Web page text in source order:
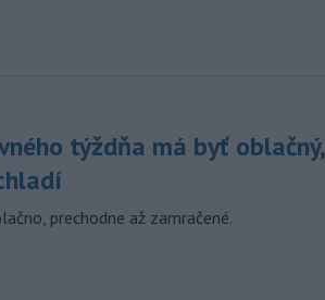
týždňa má byť oblačný,
prechodne až zamračené.